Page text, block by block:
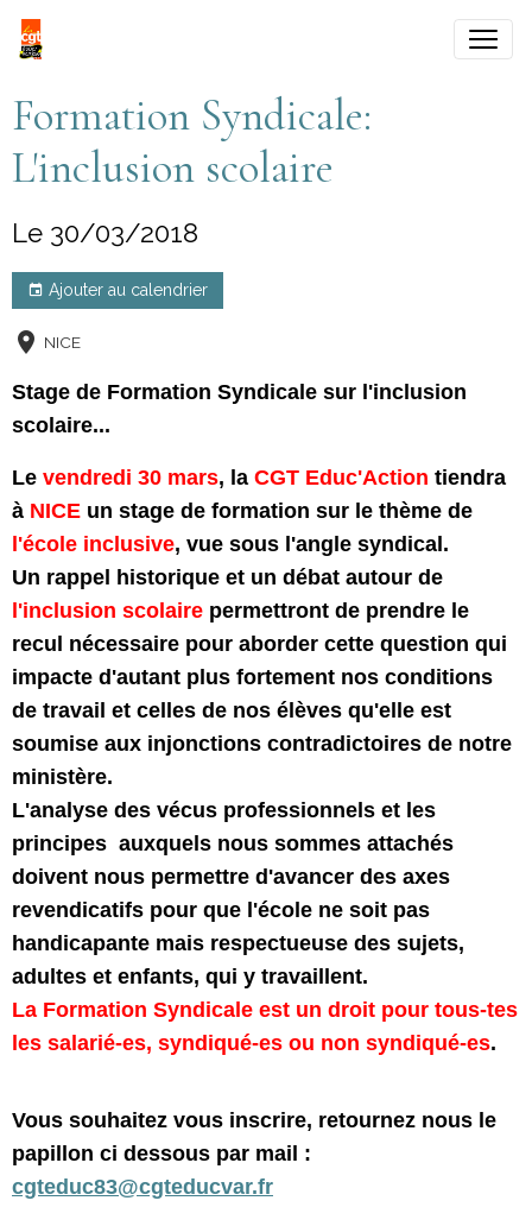
Formation Syndicale:
L'inclusion scolaire
Le 30/03/2018
Ajouter au calendrier
NICE
Stage de Formation Syndicale sur l'inclusion
scolaire...
Le vendredi 30 mars, la CGT Educ'Action tiendra
à NICE un stage de formation sur le thème de
l'école inclusive, vue sous l'angle syndical.
Un rappel historique et un débat autour de
l'inclusion scolaire permettront de prendre le
recul nécessaire pour aborder cette question qui
impacte d'autant plus fortement nos conditions
de travail et celles de nos élèves qu'elle est
soumise aux injonctions contradictoires de notre
ministère.
L'analyse des vécus professionnels et les
principes auxquels nous sommes attachés
doivent nous permettre d'avancer des axes
revendicatifs pour que l'école ne soit pas
handicapante mais respectueuse des sujets,
adultes et enfants, qui y travaillent.
La Formation Syndicale est un droit pour tous-tes
les salarié-es, syndiqué-es ou non syndiqué-es.
Vous souhaitez vous inscrire, retournez nous le
papillon ci dessous par mail :
cgteduc83@cgteducvar.fr